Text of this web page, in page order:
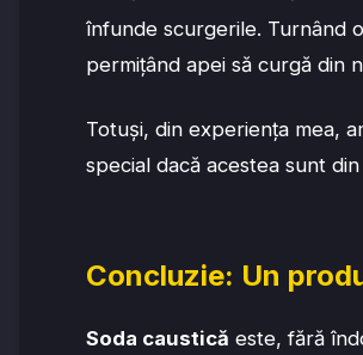
înfunde scurgerile. Turnând
permițând apei să curgă din
Totuși, din experiența mea,
special dacă acestea sunt
Concluzie: Un
Soda caustică este, fără